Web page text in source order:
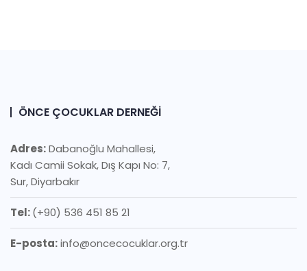
ÖNCE ÇOCUKLAR DERNEĞI
Adres:Dabanoğlu Mahallesi,
Kadı Camii Sokak, Dış Kapı No: 7,
Sur, Diyarbakır
Tel:(+90) 536 451 85 21
E-posta:info@oncecocuklar.org.tr